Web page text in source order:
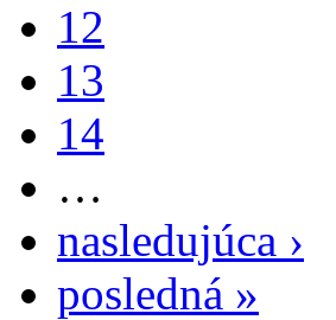
12
13
14
…
nasledujúca ›
posledná »